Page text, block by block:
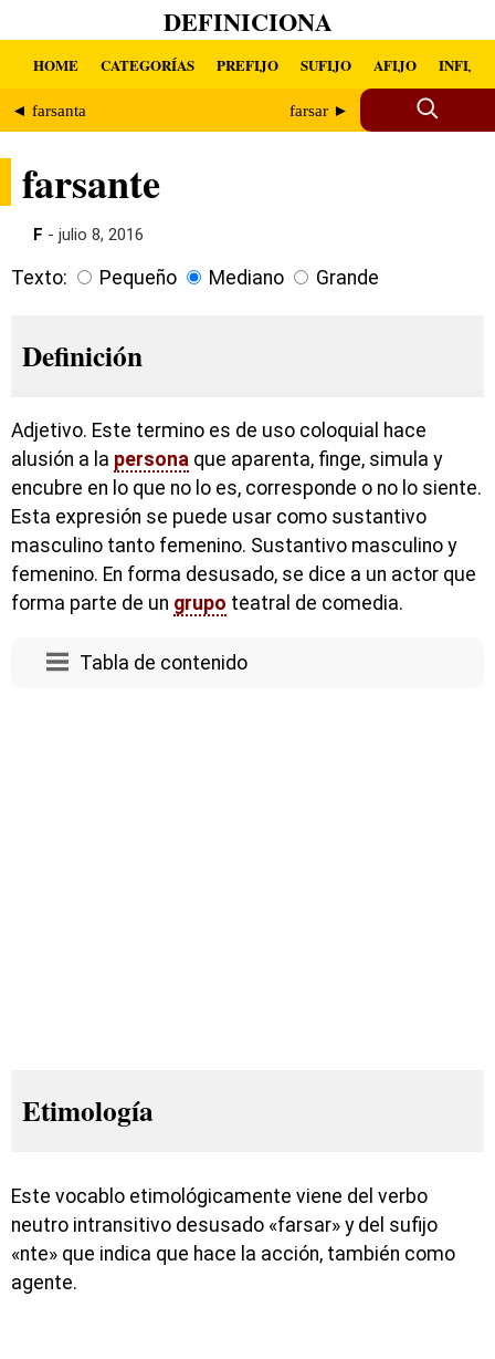
DEFINICIONA
HOME CATEGORÍAS PREFIJO SUFIJO AFIJO INFIJO
◄ farsanta farsar ►
farsante
F - julio 8, 2016
Texto: Pequeño Mediano Grande
Definición
Adjetivo. Este termino es de uso coloquial hace
alusión a la persona que aparenta, finge, simula y
encubre en lo que no lo es, corresponde o no lo siente.
Esta expresión se puede usar como sustantivo
masculino tanto femenino. Sustantivo masculino y
femenino. En forma desusado, se dice a un actor que
forma parte de un grupo teatral de comedia.
Tabla de contenido
Etimología
Este vocablo etimológicamente viene del verbo
neutro intransitivo desusado «farsar» y del sufijo
«nte» que indica que hace la acción, también como
agente.